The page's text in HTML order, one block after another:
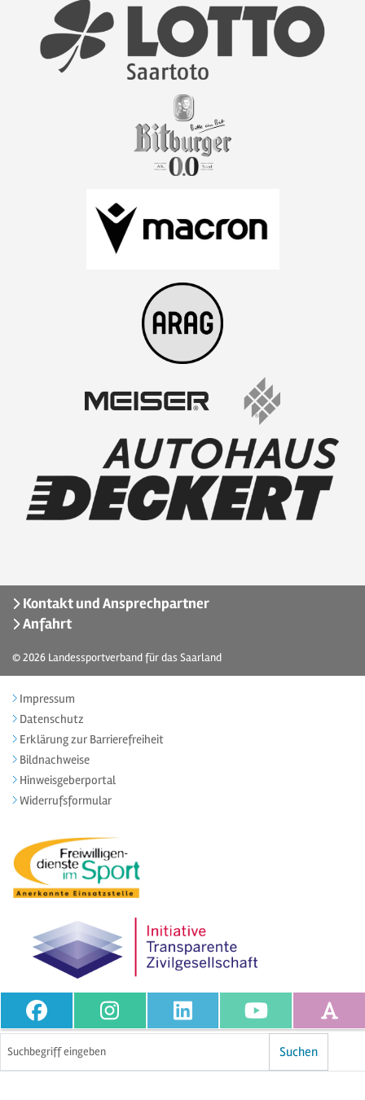
Kontakt und Ansprechpartner
Anfahrt
© 2026 Landessportverband für das Saarland
Impressum
Datenschutz
Erklärung zur Barrierefreiheit
Bildnachweise
Hinweisgeberportal
Widerrufsformular
Suchen